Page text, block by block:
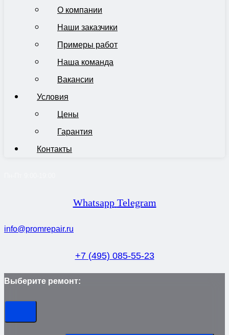
О компании
Наши заказчики
Примеры работ
Наша команда
Вакансии
Условия
Цены
Гарантия
Контакты
Whatsapp Telegram
info@promrepair.ru
+7 (495) 085-55-23
Выберите ремонт: